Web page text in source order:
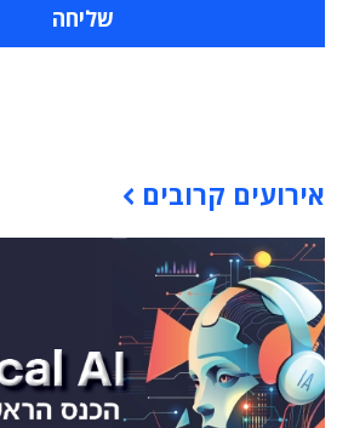
אירועים קרובים